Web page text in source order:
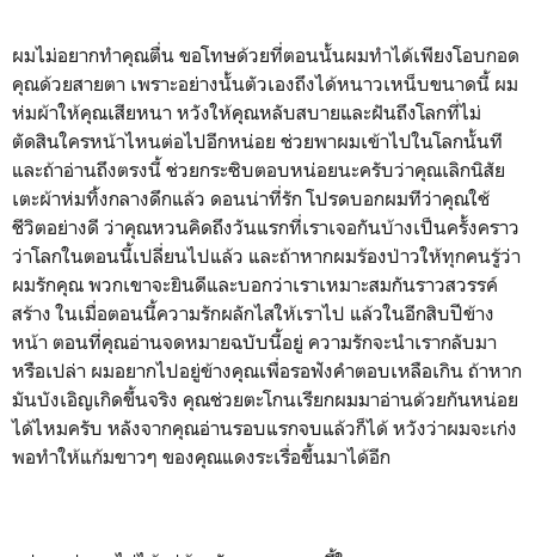
ผมไม่อยากทำคุณตื่น ขอโทษด้วยที่ตอนนั้นผมทำได้เพียงโอบกอด
คุณด้วยสายตา เพราะอย่างนั้นตัวเองถึงได้หนาวเหน็บขนาดนี้ ผม
ห่มผ้าให้คุณเสียหนา หวังให้คุณหลับสบายและฝันถึงโลกที่ไม่
ตัดสินใครหน้าไหนต่อไปอีกหน่อย ช่วยพาผมเข้าไปในโลกนั้นที
และถ้าอ่านถึงตรงนี้ ช่วยกระซิบตอบหน่อยนะครับว่าคุณเลิกนิสัย
เตะผ้าห่มทิ้งกลางดึกแล้ว ดอนน่าที่รัก โปรดบอกผมทีว่าคุณใช้
ชีวิตอย่างดี ว่าคุณหวนคิดถึงวันแรกที่เราเจอกันบ้างเป็นครั้งคราว
ว่าโลกในตอนนี้เปลี่ยนไปแล้ว และถ้าหากผมร้องป่าวให้ทุกคนรู้ว่า
ผมรักคุณ พวกเขาจะยินดีและบอกว่าเราเหมาะสมกันราวสวรรค์
สร้าง ในเมื่อตอนนี้ความรักผลักไสให้เราไป แล้วในอีกสิบปีข้าง
หน้า ตอนที่คุณอ่านจดหมายฉบับนี้อยู่ ความรักจะนำเรากลับมา
หรือเปล่า ผมอยากไปอยู่ข้างคุณเพื่อรอฟังคำตอบเหลือเกิน ถ้าหาก
มันบังเอิญเกิดขึ้นจริง คุณช่วยตะโกนเรียกผมมาอ่านด้วยกันหน่อย
ได้ไหมครับ หลังจากคุณอ่านรอบแรกจบแล้วก็ได้ หวังว่าผมจะเก่ง
พอทำให้แก้มขาวๆ ของคุณแดงระเรื่อขึ้นมาได้อีก